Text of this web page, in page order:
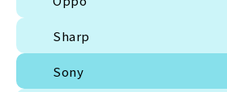
Sharp
Sony
Sony
ZTE